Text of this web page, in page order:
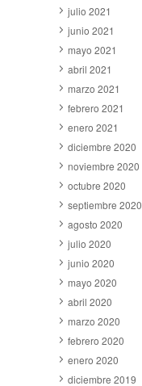
julio 2021
junio 2021
mayo 2021
abril 2021
marzo 2021
febrero 2021
enero 2021
diciembre 2020
noviembre 2020
octubre 2020
septiembre 2020
agosto 2020
julio 2020
junio 2020
mayo 2020
abril 2020
marzo 2020
febrero 2020
enero 2020
diciembre 2019